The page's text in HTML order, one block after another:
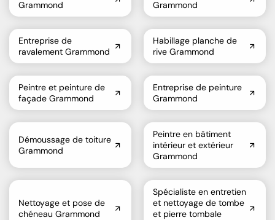
Grammond
Grammond
Entreprise de
ravalement Grammond
Habillage planche de
rive Grammond
Peintre et peinture de
façade Grammond
Entreprise de peinture
Grammond
Démoussage de toiture
Grammond
Peintre en bâtiment
intérieur et extérieur
Grammond
Nettoyage et pose de
chéneau Grammond
Spécialiste en entretien
et nettoyage de tombe
et pierre tombale